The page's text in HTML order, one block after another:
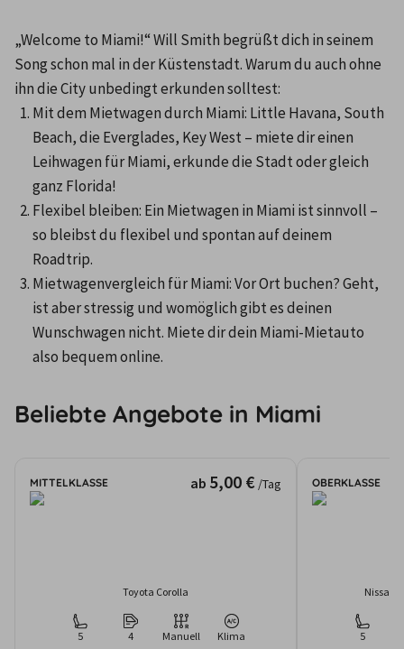
„Welcome to Miami!“ Will Smith begrüßt dich in seinem
Song schon mal in der Küstenstadt. Warum du auch ohne
ihn die City unbedingt erkunden solltest:
Mit dem Mietwagen durch Miami: Little Havana, South
Beach, die Everglades, Key West – miete dir einen
Leihwagen für Miami, erkunde die Stadt oder gleich
ganz Florida!
Flexibel bleiben: Ein Mietwagen in Miami ist sinnvoll –
so bleibst du flexibel und spontan auf deinem
Roadtrip.
Mietwagenvergleich für Miami: Vor Ort buchen? Geht,
ist aber stressig und womöglich gibt es deinen
Wunschwagen nicht. Miete dir dein Miami-Mietauto
also bequem online.
Beliebte Angebote in Miami
MITTELKLASSE ab 5,00 € /Tag
Toyota Corolla
5 4 Manuell Klima
OBERKLASSE
Nissan
5